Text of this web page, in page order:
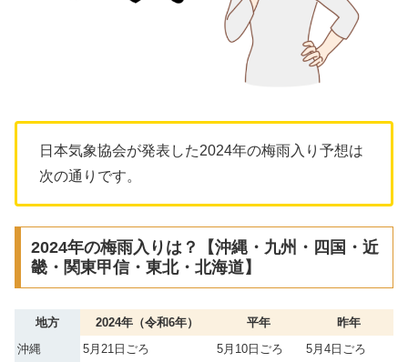
日本気象協会が発表した2024年の梅雨入り予想は
次の通りです。
2024年の梅雨入りは？【沖縄・九州・四国・近
畿・関東甲信・東北・北海道】
地方 2024年（令和6年） 平年
昨年
沖縄
5月21日ごろ 5月10日ごろ
5月4日ごろ